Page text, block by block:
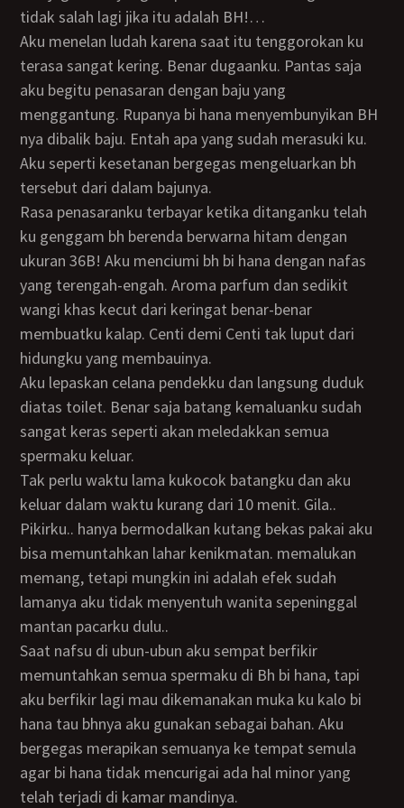
tidak salah lagi jika itu adalah BH!…
Aku menelan ludah karena saat itu tenggorokan ku
terasa sangat kering. Benar dugaanku. Pantas saja
aku begitu penasaran dengan baju yang
menggantung. Rupanya bi hana menyembunyikan BH
nya dibalik baju. Entah apa yang sudah merasuki ku.
Aku seperti kesetanan bergegas mengeluarkan bh
tersebut dari dalam bajunya.
Rasa penasaranku terbayar ketika ditanganku telah
ku genggam bh berenda berwarna hitam dengan
ukuran 36B! Aku menciumi bh bi hana dengan nafas
yang terengah-engah. Aroma parfum dan sedikit
wangi khas kecut dari keringat benar-benar
membuatku kalap. Centi demi Centi tak luput dari
hidungku yang membauinya.
Aku lepaskan celana pendekku dan langsung duduk
diatas toilet. Benar saja batang kemaluanku sudah
sangat keras seperti akan meledakkan semua
spermaku keluar.
Tak perlu waktu lama kukocok batangku dan aku
keluar dalam waktu kurang dari 10 menit. Gila..
Pikirku.. hanya bermodalkan kutang bekas pakai aku
bisa memuntahkan lahar kenikmatan. memalukan
memang, tetapi mungkin ini adalah efek sudah
lamanya aku tidak menyentuh wanita sepeninggal
mantan pacarku dulu..
saat nafsu di ubun-ubun aku sempat berfikir
memuntahkan semua spermaku di Bh bi hana, tapi
aku berfikir lagi mau dikemanakan muka ku kalo bi
hana tau bhnya aku gunakan sebagai bahan. Aku
bergegas merapikan semuanya ke tempat semula
agar bi hana tidak mencurigai ada hal minor yang
telah terjadi di kamar mandinya.